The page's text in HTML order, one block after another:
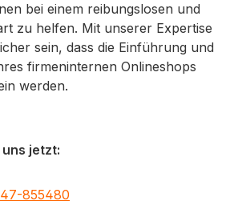
bei einem reibungslosen und
zu helfen. Mit unserer Expertise
sein, dass die Einführung und
firmeninternen Onlineshops
werden.
jetzt:
855480